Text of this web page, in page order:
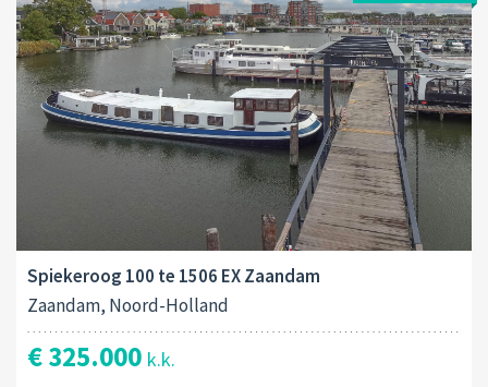
Spiekeroog 100 te 1506 EX Zaandam
Zaandam, Noord-Holland
€ 325.000 k.k.